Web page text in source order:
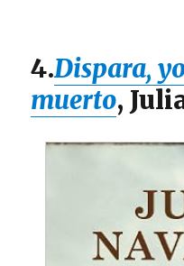
4.Dispara,
muerto,